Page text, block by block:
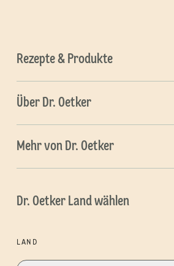
Rezepte & Produkte
Über Dr. Oetker
Mehr von Dr. Oetker
Dr. Oetker Land wählen
LAND